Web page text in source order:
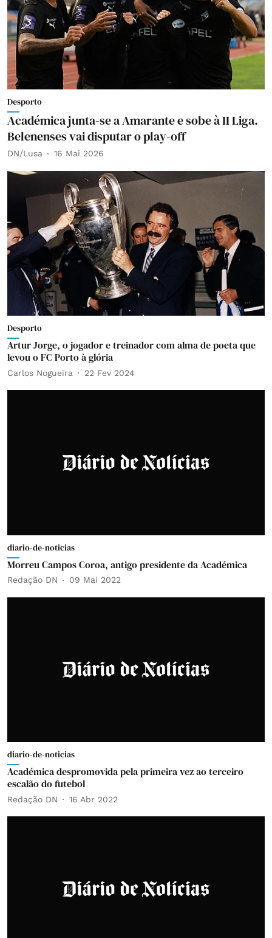
Desporto
Académica junta-se a Amarante e sobe à II Liga.
Belenenses vai disputar o play-off
DN/Lusa 16 Mai 2026
Desporto
Artur Jorge, o jogador e treinador com alma de poeta que
levou o FC Porto à glória
Carlos Nogueira 22 Fev 2024
diario-de-noticias
Morreu Campos Coroa, antigo presidente da Académica
Redação DN 09 Mai 2022
diario-de-noticias
Académica despromovida pela primeira vez ao terceiro
escalão do futebol
Redação DN 16 Abr 2022